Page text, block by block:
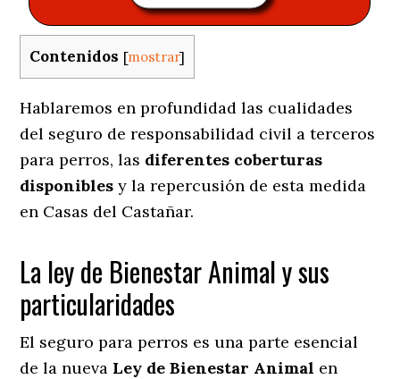
Contenidos [mostrar]
Hablaremos en profundidad las cualidades
del seguro de responsabilidad civil a terceros
para perros, las diferentes coberturas
disponibles y la repercusión de esta medida
en Casas del Castañar.
La ley de Bienestar Animal y sus
particularidades
El seguro para perros es una parte esencial
de la nueva Ley de Bienestar Animal en